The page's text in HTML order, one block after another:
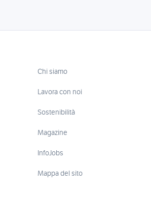
Chi siamo
Lavora con noi
Sostenibilità
Magazine
InfoJobs
Mappa del sito